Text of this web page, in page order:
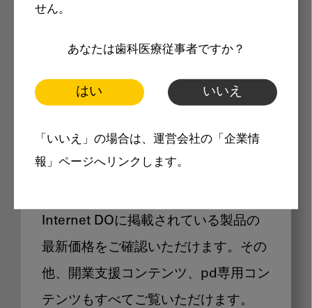
せん。
あなたは歯科医療従事者ですか？
はい いいえ
「いいえ」の場合は、運営会社の「企業情
報」ページへリンクします。
製品価格も閲覧可能
Internet DOに掲載されている製品の
最新価格をご確認いただけます。その
他、開業支援コンテンツ、pd専用コン
テンツもすべてご覧いただけます。